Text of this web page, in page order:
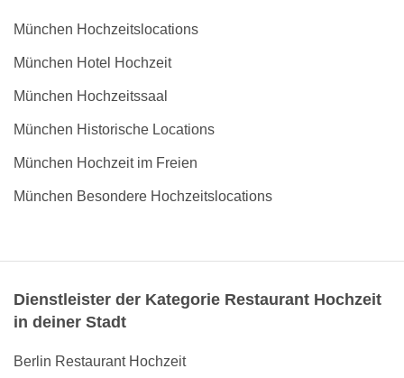
München Hochzeitslocations
München Hotel Hochzeit
München Hochzeitssaal
München Historische Locations
München Hochzeit im Freien
München Besondere Hochzeitslocations
Dienstleister der Kategorie Restaurant Hochzeit
in deiner Stadt
Berlin Restaurant Hochzeit